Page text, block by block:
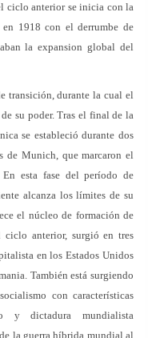
ciclo anterior se inicia con la
1918 con el derrumbe de
la expansion global del
transición, durante la cual el
su poder. Tras el final de la
se estableció durante dos
de Munich, que marcaron el
esta fase del período de
alcanza los límites de su
el núcleo de formación de
anterior, surgió en tres
en los Estados Unidos
También está surgiendo
con características
y dictadura mundialista
la guerra híbrida mundial al